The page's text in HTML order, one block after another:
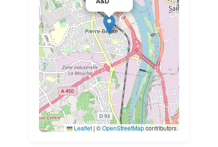
Leaflet | ©OpenStreetMapcontributors